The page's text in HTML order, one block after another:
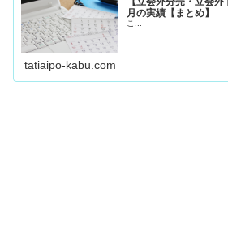
月の実績【まとめ】
こ...
tatiaipo-kabu.com